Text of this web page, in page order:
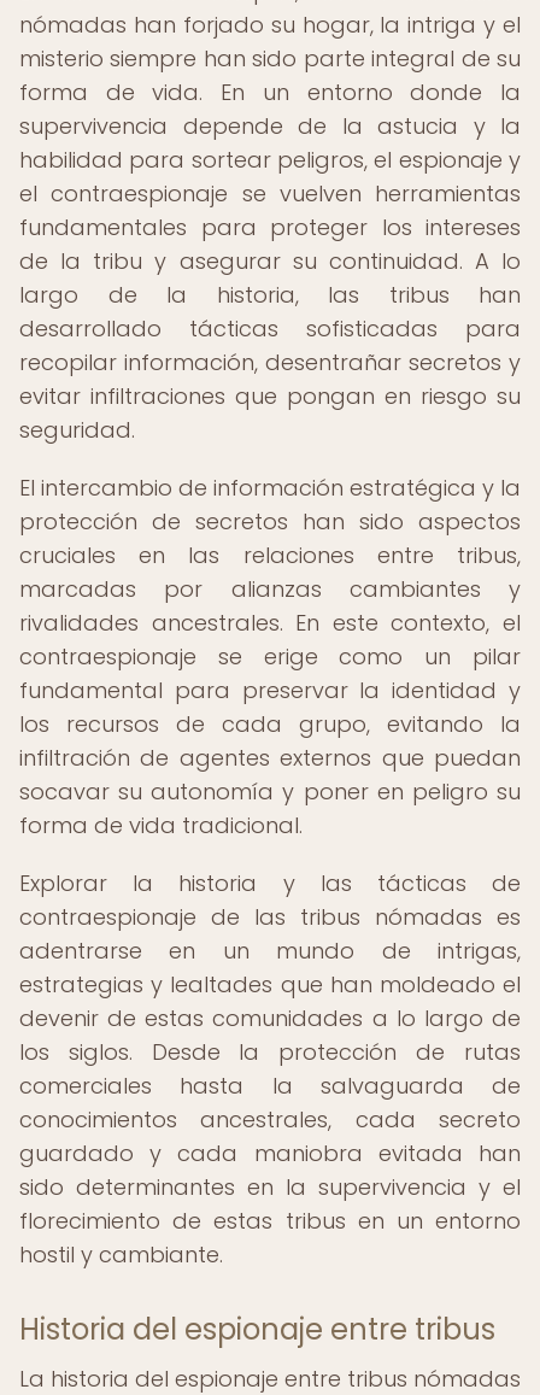
nómadas han forjado su hogar, la intriga y el
misterio siempre han sido parte integral de su
forma de vida. En un entorno donde la
supervivencia depende de la astucia y la
habilidad para sortear peligros, el espionaje y
el contraespionaje se vuelven herramientas
fundamentales para proteger los intereses
de la tribu y asegurar su continuidad. A lo
largo de la historia, las tribus han
desarrollado tácticas sofisticadas para
recopilar información, desentrañar secretos y
evitar infiltraciones que pongan en riesgo su
seguridad.
El intercambio de información estratégica y la
protección de secretos han sido aspectos
cruciales en las relaciones entre tribus,
marcadas por alianzas cambiantes y
rivalidades ancestrales. En este contexto, el
contraespionaje se erige como un pilar
fundamental para preservar la identidad y
los recursos de cada grupo, evitando la
infiltración de agentes externos que puedan
socavar su autonomía y poner en peligro su
forma de vida tradicional.
Explorar la historia y las tácticas de
contraespionaje de las tribus nómadas es
adentrarse en un mundo de intrigas,
estrategias y lealtades que han moldeado el
devenir de estas comunidades a lo largo de
los siglos. Desde la protección de rutas
comerciales hasta la salvaguarda de
conocimientos ancestrales, cada secreto
guardado y cada maniobra evitada han
sido determinantes en la supervivencia y el
florecimiento de estas tribus en un entorno
hostil y cambiante.
Historia del espionaje entre tribus
La historia del espionaje entre tribus nómadas